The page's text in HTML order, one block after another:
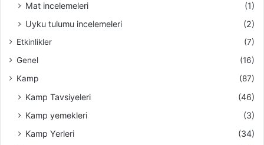
Mat incelemeleri
(1)
Uyku tulumu incelemeleri
(2)
Etkinlikler
(7)
Genel
(16)
Kamp
(87)
Kamp Tavsiyeleri
(46)
Kamp yemekleri
(3)
Kamp Yerleri
(34)